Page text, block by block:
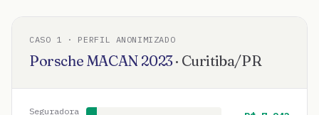
CASO 1 · PERFIL ANONIMIZADO
Porsche MACAN 2023· Curitiba/PR
Seguradora